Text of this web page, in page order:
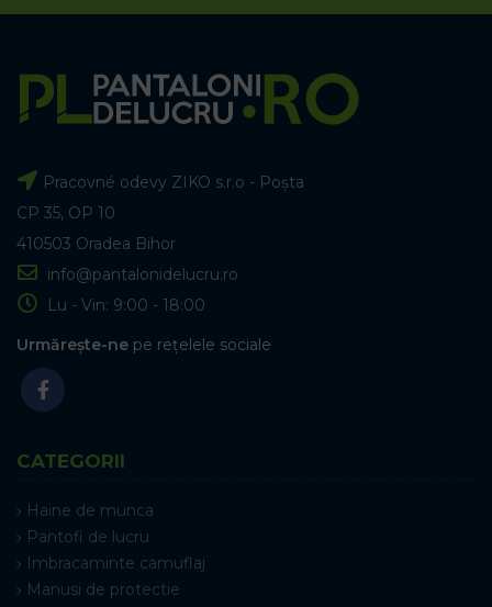
Pracovné odevy ZIKO s.r.o - Poșta
CP 35, OP 10
410503 Oradea Bihor
info@pantalonidelucru.ro
Lu - Vin: 9:00 - 18:00
Urmărește-ne pe rețelele sociale
CATEGORII
Haine de munca
Pantofi de lucru
Imbracaminte camuflaj
Manusi de protectie